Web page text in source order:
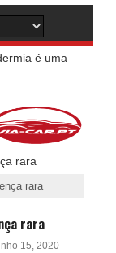
é uma
rara
rara
15, 2020